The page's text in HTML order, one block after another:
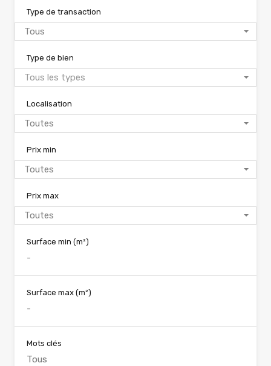
Type de transaction
Tous
Type de bien
Tous les types
Localisation
Toutes
Prix min
Toutes
Prix max
Toutes
Surface min (m²)
Surface max (m²)
Mots clés